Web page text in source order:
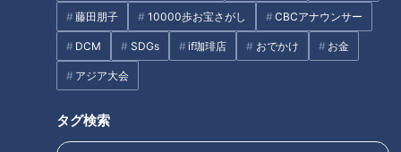
藤田朋子 10000歩お宝さがし CBCアナウンサー
DCM SDGs if珈琲店 おでかけ お金
アジア大会
タグ検索
上昇で｢死活問題｣に…21歳の漁
師が仕掛けるブランド化戦略
刻な病気も…胃もたれ・胃痛の
原因と対策
タグ
ピエロと呼ばれた息子